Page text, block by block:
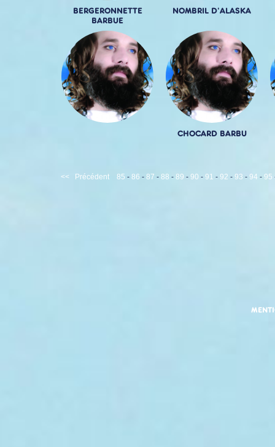
BERGERONNETTE
BARBUE
NOMBRIL D'ALASKA
CHOCARD BARBU
<< Précédent 85 - 86 - 87 - 88 - 89 - 90 - 91 - 92 - 93 - 94 - 95